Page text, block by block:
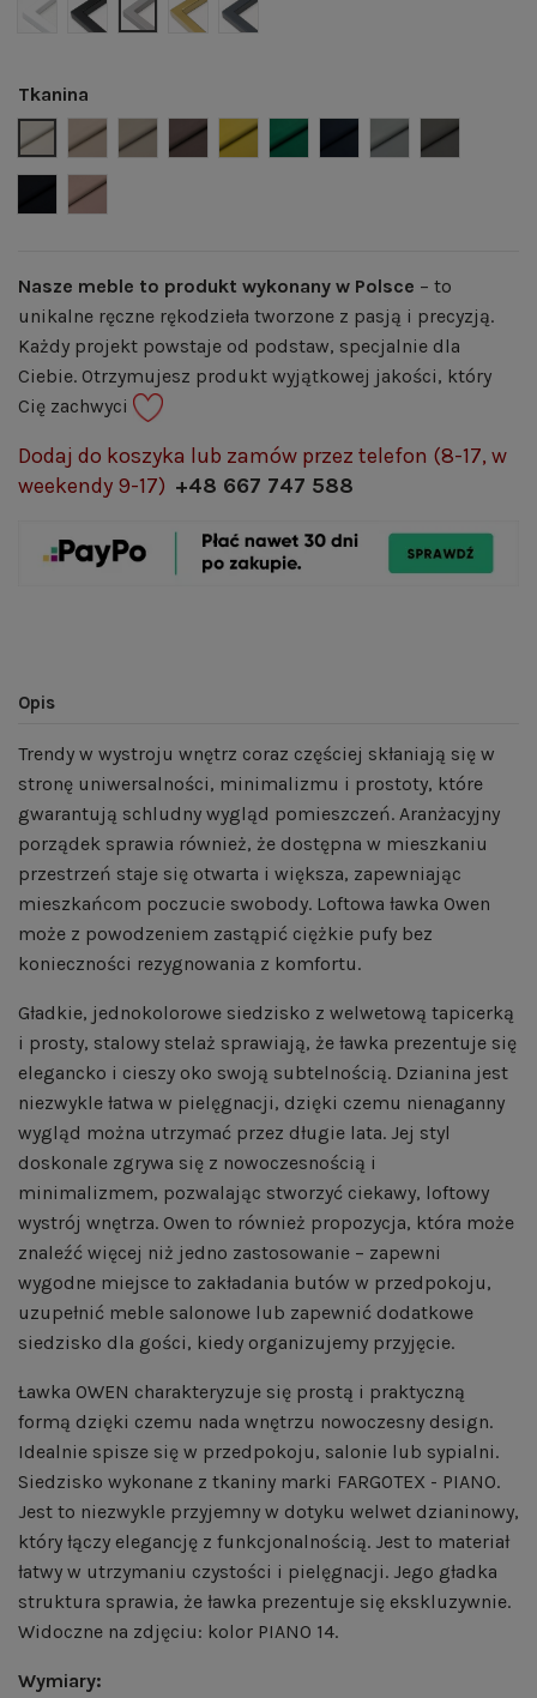
BIAŁY MAT | RAL 9003
CZARNY MAT | RAL 9005
SZARY MAT | RAL 7004
ZŁOTY POŁYSK | RAL 1036
GRAFITOWY MAT | RAL 7024
Tkanina
Welwet 02 - jasny beż
Welwet 03 - beż
Welwet 04 - ciemny beż
Welwet 05 - brąz
Welwet 07- musztardowy
Welwet 08 - butelkowa
Welwet 12 - granat
Welwet 14 -
Welwet 15
Welwet 16 - czarny
Welwet 22 - pudrowy róż
Nasze meble to produkt wykonany w Polsce – to
unikalne ręczne rękodzieła tworzone z pasją i precyzją.
Każdy projekt powstaje od podstaw, specjalnie dla
Ciebie. Otrzymujesz produkt wyjątkowej jakości, który
Cię zachwyci
Dodaj do koszyka lub zamów przez telefon (8-17, w
weekendy 9-17) +48 667 747 588
Opis
Trendy w wystroju wnętrz coraz częściej skłaniają się w
stronę uniwersalności, minimalizmu i prostoty, które
gwarantują schludny wygląd pomieszczeń. Aranżacyjny
porządek sprawia również, że dostępna w mieszkaniu
przestrzeń staje się otwarta i większa, zapewniając
mieszkańcom poczucie swobody. Loftowa ławka Owen
może z powodzeniem zastąpić ciężkie pufy bez
konieczności rezygnowania z komfortu.
Gładkie, jednokolorowe siedzisko z welwetową tapicerką
i prosty, stalowy stelaż sprawiają, że ławka prezentuje się
elegancko i cieszy oko swoją subtelnością. Dzianina jest
niezwykle łatwa w pielęgnacji, dzięki czemu nienaganny
wygląd można utrzymać przez długie lata. Jej styl
doskonale zgrywa się z nowoczesnością i
minimalizmem, pozwalając stworzyć ciekawy, loftowy
wystrój wnętrza. Owen to również propozycja, która może
znaleźć więcej niż jedno zastosowanie – zapewni
wygodne miejsce to zakładania butów w przedpokoju,
uzupełnić meble salonowe lub zapewnić dodatkowe
siedzisko dla gości, kiedy organizujemy przyjęcie.
Ławka OWEN charakteryzuje się prostą i praktyczną
formą dzięki czemu nada wnętrzu nowoczesny design.
Idealnie spisze się w przedpokoju, salonie lub sypialni.
Siedzisko wykonane z tkaniny marki FARGOTEX - PIANO.
Jest to niezwykle przyjemny w dotyku welwet dzianinowy,
który łączy elegancję z funkcjonalnością. Jest to materiał
łatwy w utrzymaniu czystości i pielęgnacji. Jego gładka
struktura sprawia, że ławka prezentuje się ekskluzywnie.
Widoczne na zdjęciu: kolor PIANO 14.
Wymiary: